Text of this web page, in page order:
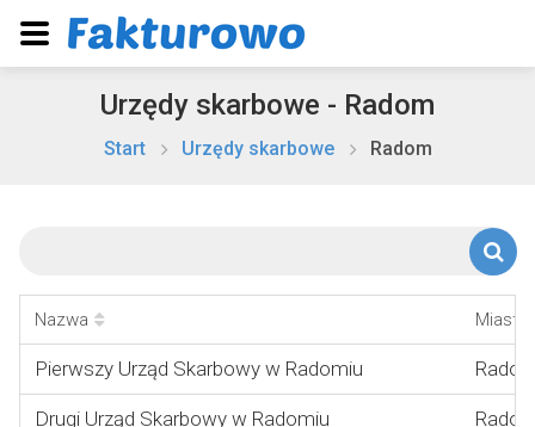
Urzędy skarbowe - Radom
Start Urzędy skarbowe Radom
Nazwa Miasto
Pierwszy Urząd Skarbowy w Radomiu
Drugi Urząd Skarbowy w Radomiu